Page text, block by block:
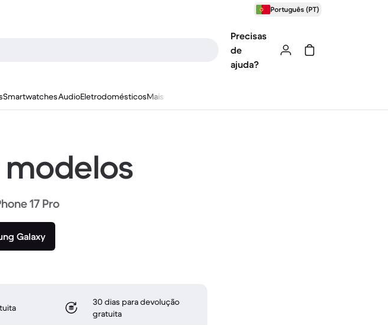
Português (PT)
Precisas
de
ajuda?
SmartwatchesAudioEletrodomésticosMais
17 Pro
Galaxy
30 dias para devolução
gratuita